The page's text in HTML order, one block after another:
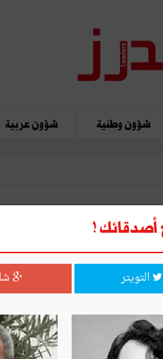
شؤون وطنية شؤون عربية
في الذكرى الأربعين لأحداث 26
أصدقائك !
التويتر